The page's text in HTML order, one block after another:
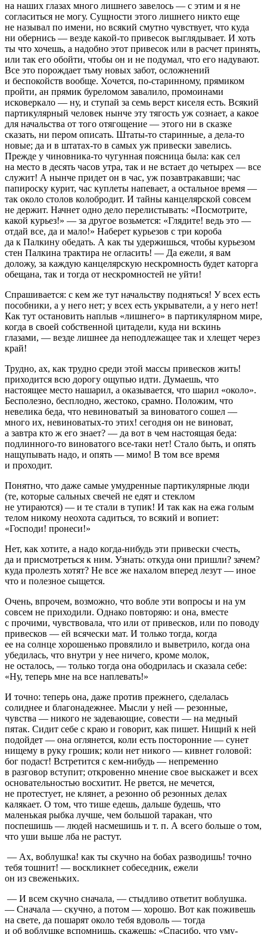
на наших глазах много лишнего завелось — с этим и я не
согласиться не могу. Сущности этого лишнего никто еще
не называл по имени, но всякий смутно чувствует, что куда
ни обернись — везде какой-то привесок выглядывает. И хоть
ты что хочешь, а надобно этот привесок или в расчет принять,
или так его обойти, чтобы он и не подумал, что его надувают.
Все это порождает тьму новых забот, осложнений
и беспокойств вообще. Хочется, по-старинному, прямиком
пройти, ан прямик буреломом завалило, промоинами
исковеркало — ну, и ступай за семь верст киселя есть. Всякий
партикулярный человек нынче эту тягость уж сознает, а какое
для начальства от того отягощение — этого ни в сказке
сказать, ни пером описать. Штаты-то старинные, а дела-то
новые; да и в штатах-то в самых уж привески завелись.
Прежде у чиновника-то чугунная поясница была: как сел
на место в десять часов утра, так и не встает до четырех — все
служит! А нынче придет он в час, уж позавтракавши; час
папироску курит, час куплеты напевает, а остальное время —
так около столов колобродит. И тайны канцелярской совсем
не держит. Начнет одно дело перелистывать: «Посмотрите,
какой курьез!» — за другое возьмется: «Глядите! ведь это —
отдай все, да и мало!» Наберет курьезов с три короба
да к Палкину обедать. А как ты удержишься, чтобы курьезом
стен Палкина трактира не огласить! — Да ежели, я вам
доложу, за каждую канцелярскую нескромность будет каторга
обещана, так и тогда от нескромностей не уйти!
Спрашивается: с кем же тут начальству подняться! У всех есть
пособники, а у него нет; у всех есть укрыватели, а у него нет!
Как тут остановить наплыв «лишнего» в партикулярном мире,
когда в своей собственной цитадели, куда ни вскинь
глазами, — везде лишнее да неподлежащее так и хлещет через
край!
Трудно, ах, как трудно среди этой массы привесков жить!
приходится всю дорогу ощупью идти. Думаешь, что
настоящее место нашарил, а оказывается, что шарил «около».
Бесполезно, бесплодно, жестоко, срамно. Положим, что
невелика беда, что невиноватый за виноватого сошел —
много их, невиноватых-то этих! сегодня он не виноват,
а завтра кто ж его знает? — да вот в чем настоящая беда:
подлинного-то виноватого все-таки нет! Стало быть, и опять
нащупывать надо, и опять — мимо! В том все время
и проходит.
Понятно, что даже самые умудренные партикулярные люди
(те, которые сальных свечей не едят и стеклом
не утираются) — и те стали в тупик! И так как на ежа голым
телом никому неохота садиться, то всякий и вопиет:
«Господи! пронеси!»
Нет, как хотите, а надо когда-нибудь эти привески счесть,
да и присмотреться к ним. Узнать: откуда они пришли? зачем?
куда пролезть хотят? Не все же нахалом вперед лезут — иное
что и полезное сыщется.
Очень, впрочем, возможно, что вобле эти вопросы и на ум
совсем не приходили. Однако повторяю: и она, вместе
с прочими, чувствовала, что или от привесков, или по поводу
привесков — ей всячески мат. И только тогда, когда
ее на солнце хорошенько провялило и выветрило, когда она
убедилась, что внутри у нее ничего, кроме молок,
не осталось, — только тогда она ободрилась и сказала себе:
«Ну, теперь мне на все наплевать!»
И точно: теперь она, даже против прежнего, сделалась
солиднее и благонадежнее. Мысли у ней — резонные,
чувства — никого не задевающие, совести — на медный
пятак. Сидит себе с краю и говорит, как пишет. Нищий к ней
подойдет — она оглянется, коли есть посторонние — сунет
нищему в руку грошик; коли нет никого — кивнет головой:
бог подаст! Встретится с кем-нибудь — непременно
в разговор вступит; откровенно мнение свое выскажет и всех
основательностью восхитит. Не рвется, не мечется,
не протестует, не клянет, а резонно об резонных делах
калякает. О том, что тише едешь, дальше будешь, что
маленькая рыбка лучше, чем большой таракан, что
поспешишь — людей насмешишь и т. п. А всего больше о том,
что уши выше лба не растут.
— Ах, воблушка! как ты скучно на бобах разводишь! точно
тебя тошнит! — воскликнет собеседник, ежели
он из свеженьких.
— И всем скучно сначала, — стыдливо ответит воблушка.
— Сначала — скучно, а потом — хорошо. Вот как поживешь
на свете, да пошарят около тебя вдоволь — тогда
и об воблушке вспомнишь, скажешь: «Спасибо, что уму-